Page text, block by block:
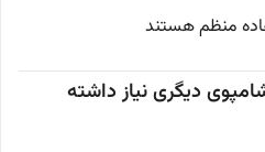
منظم هستند
دیگری نیاز داشته